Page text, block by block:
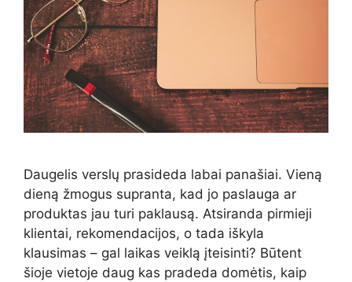
Daugelis verslų prasideda labai panašiai. Vieną
dieną žmogus supranta, kad jo paslauga ar
produktas jau turi paklausą. Atsiranda pirmieji
klientai, rekomendacijos, o tada iškyla
klausimas – gal laikas veiklą įteisinti? Būtent
šioje vietoje daug kas pradeda domėtis, kaip